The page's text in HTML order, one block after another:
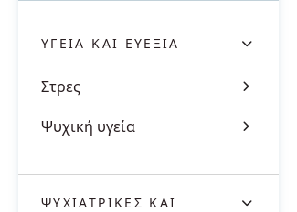
ΥΓΕΊΑ ΚΑΙ ΕΥΕΞΊΑ
Στρες
Ψυχική υγεία
ΨΥΧΙΑΤΡΙΚΈΣ ΚΑΙ